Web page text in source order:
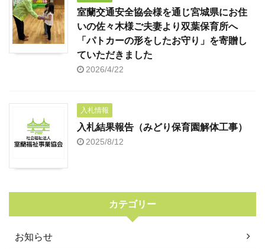
室蘭交通安全協会様を通じ宮城県にお住
いの佐々木様ご夫妻より双葉保育所へ
「パトカーの形をしたお守り」を寄贈し
ていただきました
2026/4/22
入札情報
入札結果報告（みどり保育園解体工事）
2025/8/12
カテゴリー
お知らせ